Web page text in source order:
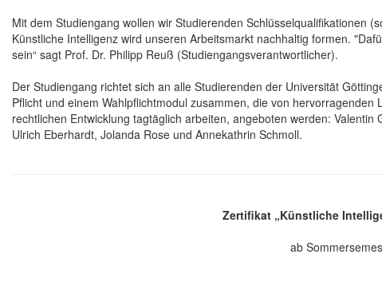
Mit dem Studiengang wollen wir Studierenden Schlüsselqualifikationen
Künstliche Intelligenz wird unseren Arbeitsmarkt nachhaltig formen.
sein“ sagt Prof. Dr. Philipp Reuß (Studiengangsverantwortlicher).
Der Studiengang richtet sich an alle Studierenden der Universität
Pflicht und einem Wahlpflichtmodul zusammen, die von
rechtlichen Entwicklung tagtäglich arbeiten, angeboten werden:
Ulrich Eberhardt, Jolanda Rose und Annekathrin Schmoll.
Zertifikat „Künstliche
ab